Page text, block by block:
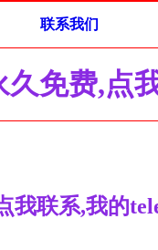
联系我们
免费,点
我联系,我的